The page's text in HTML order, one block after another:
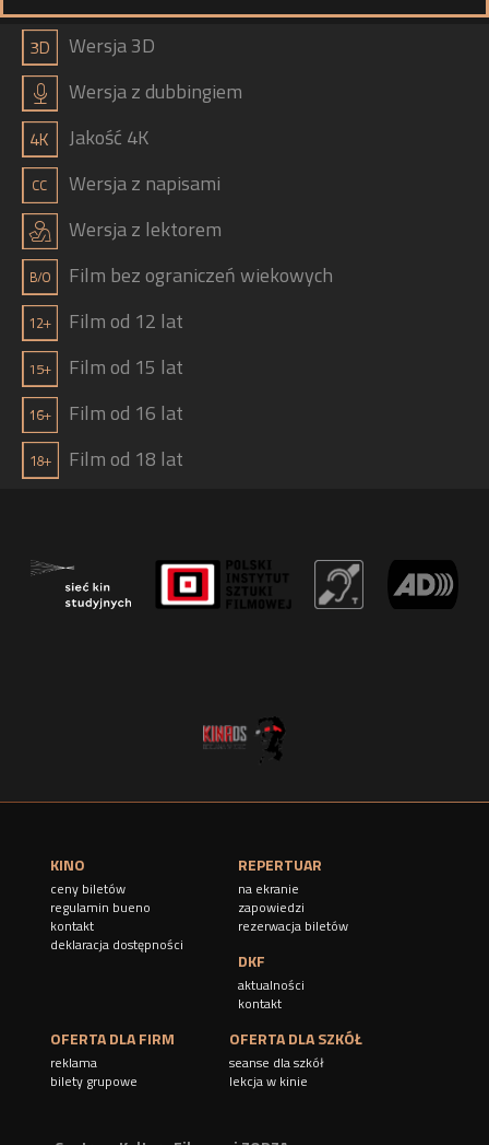
a Wersja 3D
h Wersja z dubbingiem
b Jakość 4K
g Wersja z napisami
j Wersja z lektorem
Film bez ograniczeń wiekowych
Film od 12 lat
Film od 15 lat
Film od 16 lat
Film od 18 lat
KINO
ceny biletów
regulamin bueno
kontakt
deklaracja dostępności
REPERTUAR
na ekranie
zapowiedzi
rezerwacja biletów
DKF
aktualności
kontakt
OFERTA DLA FIRM
reklama
bilety grupowe
OFERTA DLA SZKÓŁ
seanse dla szkół
lekcja w kinie